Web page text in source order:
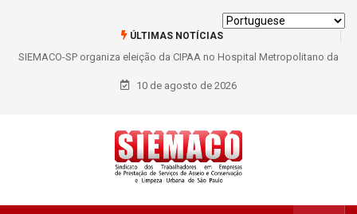
ÚLTIMAS NOTÍCIAS
SIEMACO-SP organiza eleição da CIPAA no Hospital Metropolitano da
Lapa e fortalece participação dos trabalhadores
10 de agosto de 2026